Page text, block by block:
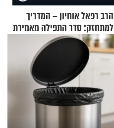
הרב רפאל אוחיון – המדריך
למתחזק: סדר התפילה מאמירת
הקורבנות ועד קריאת שמע